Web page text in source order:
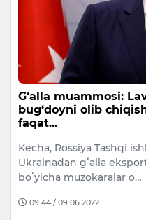
G‘alla muammosi:
bug‘doyni olib
faqat...
Kecha, Rossiya Tashqi
Ukrainadan gʻalla
boʻyicha muzokaralar o…
09:44 / 09.06.2022